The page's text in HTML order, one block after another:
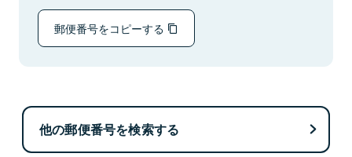
郵便番号をコピーする
他の郵便番号を検索する